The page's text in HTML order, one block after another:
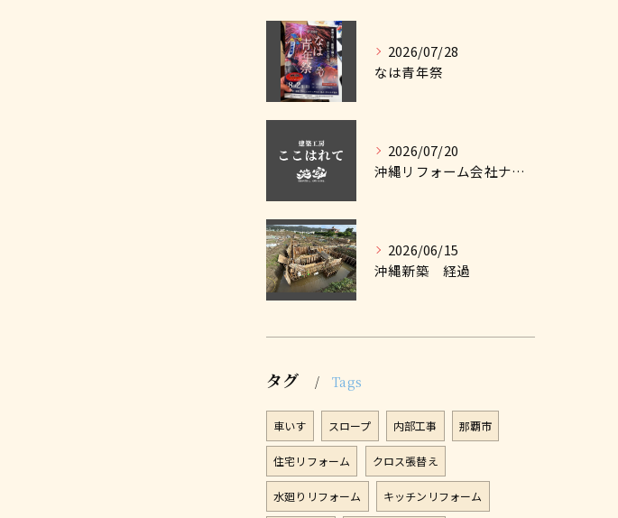
2026/07/28
なは青年祭
2026/07/20
沖縄リフォーム会社ナビに掲載しました
2026/06/15
沖縄新築 経過
タグ Tags
車いす スロープ 内部工事 那覇市
住宅リフォーム クロス張替え
水廻りリフォーム キッチンリフォーム